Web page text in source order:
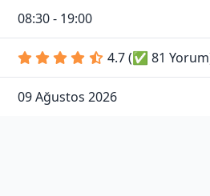
08:30 - 19:00
4.7 (✅ 81
09 Ağustos 2026